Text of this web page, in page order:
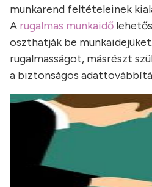
munkarend feltételeinek
A rugalmas munkaidő
oszthatják be
rugalmasságot, másrészt
a biztonságos